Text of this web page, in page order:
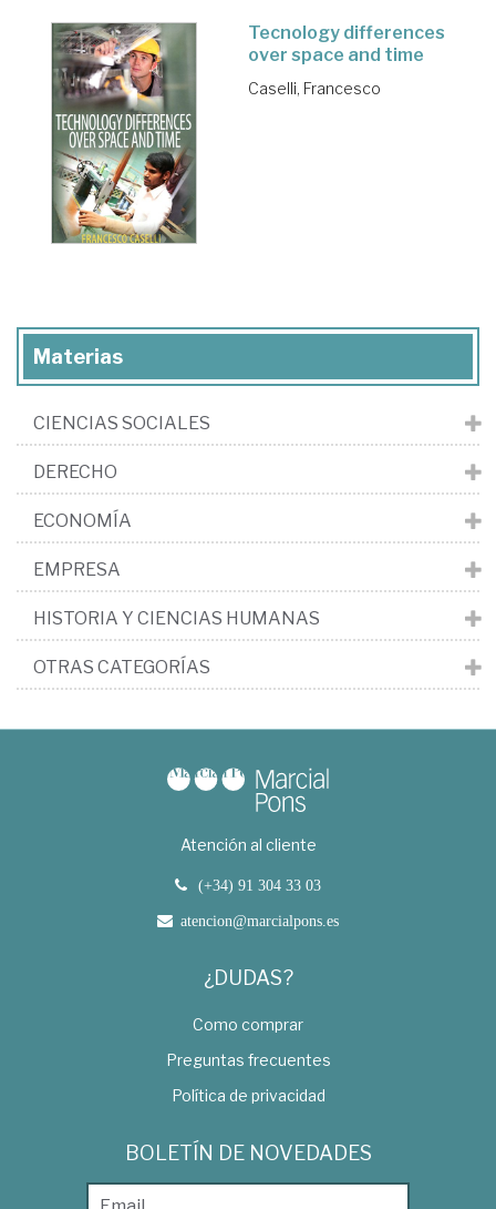
Tecnology differences
over space and time
Caselli, Francesco
Materias
CIENCIAS SOCIALES
DERECHO
ECONOMÍA
EMPRESA
HISTORIA Y CIENCIAS HUMANAS
OTRAS CATEGORÍAS
Atención al cliente
(+34) 91 304 33 03
atencion@marcialpons.es
¿DUDAS?
Como comprar
Preguntas frecuentes
Política de privacidad
BOLETÍN DE NOVEDADES